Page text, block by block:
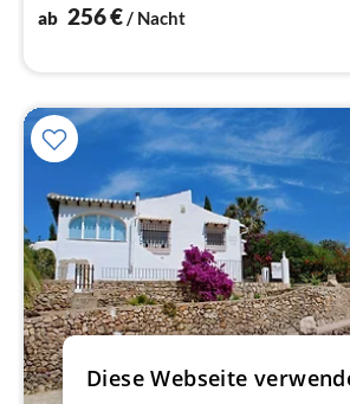
ab 256€ / Nacht
Diese Webseite